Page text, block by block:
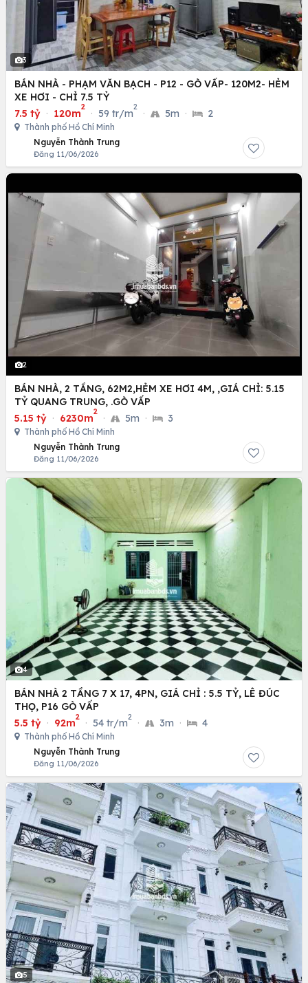
3
BÁN NHÀ - PHẠM VĂN BẠCH - P12 - GÒ VẤP- 120M2- HẺM
XE HƠI - CHỈ 7.5 TỶ
7.5 tỷ · 120m
2
· 59 tr/m
2
· 5m · 2
Thành phố Hồ Chí Minh
Nguyễn Thành Trung
Đăng 11/06/2026
2
BÁN NHÀ, 2 TẦNG, 62M2,HẺM XE HƠI 4M, ,GIÁ CHỈ: 5.15
TỶ QUANG TRUNG, .GÒ VẤP
5.15 tỷ · 6230m
2
· 5m · 3
Thành phố Hồ Chí Minh
Nguyễn Thành Trung
Đăng 11/06/2026
4
BÁN NHÀ 2 TẦNG 7 X 17, 4PN, GIÁ CHỈ : 5.5 TỶ, LÊ ĐÚC
THỌ, P16 GÒ VẤP
5.5 tỷ · 92m
2
· 54 tr/m
2
· 3m · 4
Thành phố Hồ Chí Minh
Nguyễn Thành Trung
Đăng 11/06/2026
5